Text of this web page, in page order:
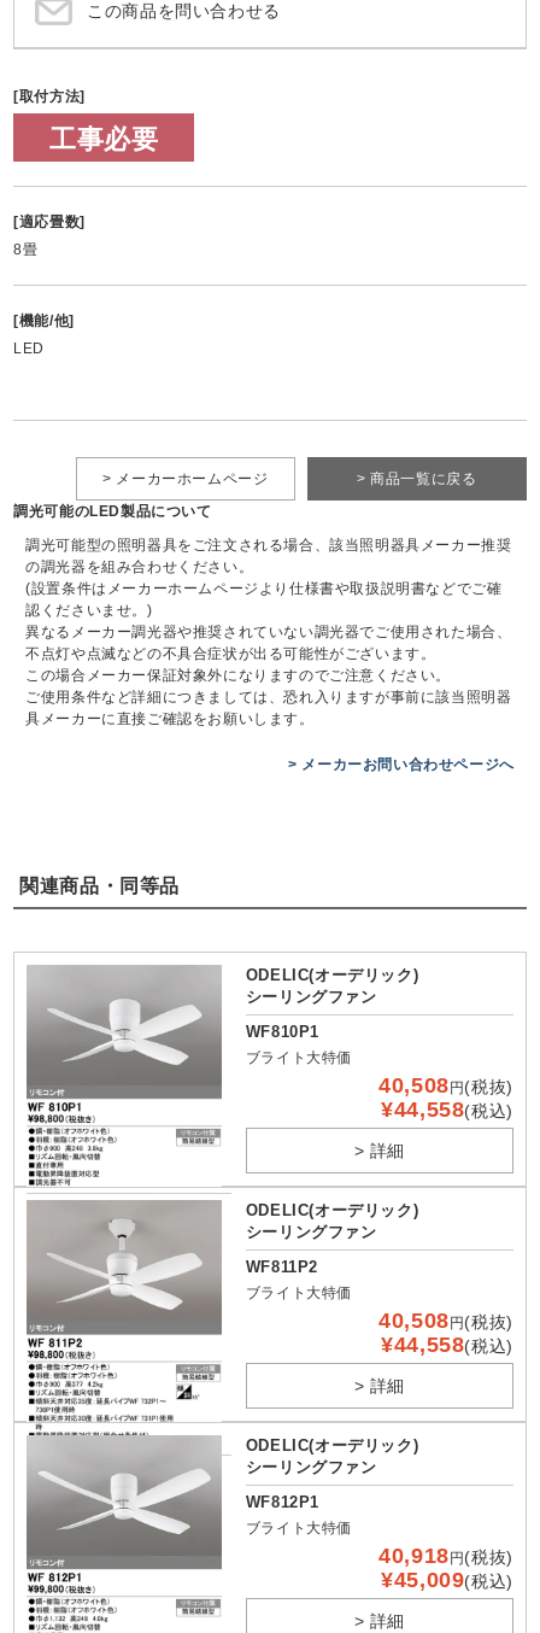
この商品を問い合わせる
[取付方法]
工事必要
[適応畳数]
8畳
[機能/他]
LED
> 商品一覧に戻る
> メーカーホームページ
調光可能のLED製品について
調光可能型の照明器具をご注文される場合、該当照明器具メーカー推奨
の調光器を組み合わせください。
(設置条件はメーカーホームページより仕様書や取扱説明書などでご確
認くださいませ。)
異なるメーカー調光器や推奨されていない調光器でご使用された場合、
不点灯や点滅などの不具合症状が出る可能性がございます。
この場合メーカー保証対象外になりますのでご注意ください。
ご使用条件など詳細につきましては、恐れ入りますが事前に該当照明器
具メーカーに直接ご確認をお願いします。
> メーカーお問い合わせページへ
関連商品・同等品
ODELIC(オーデリック)
シーリングファン
WF810P1
ブライト大特価
40,508円(税抜)
¥44,558(税込)
> 詳細
ODELIC(オーデリック)
シーリングファン
WF811P2
ブライト大特価
40,508円(税抜)
¥44,558(税込)
> 詳細
ODELIC(オーデリック)
シーリングファン
WF812P1
ブライト大特価
40,918円(税抜)
¥45,009(税込)
> 詳細